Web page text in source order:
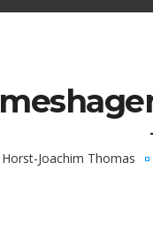
Horst-Joachim Thomas